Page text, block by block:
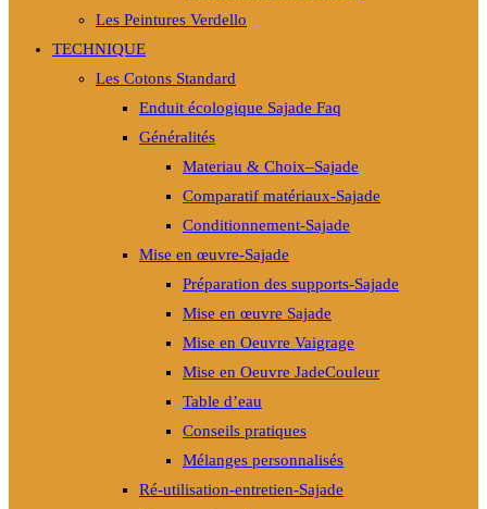
Les Peintures Verdello
TECHNIQUE
Les Cotons Standard
Enduit écologique Sajade Faq
Généralités
Materiau & Choix–Sajade
Comparatif matériaux-Sajade
Conditionnement-Sajade
Mise en œuvre-Sajade
Préparation des supports-Sajade
Mise en œuvre Sajade
Mise en Oeuvre Vaigrage
Mise en Oeuvre JadeCouleur
Table d’eau
Conseils pratiques
Mélanges personnalisés
Ré-utilisation-entretien-Sajade